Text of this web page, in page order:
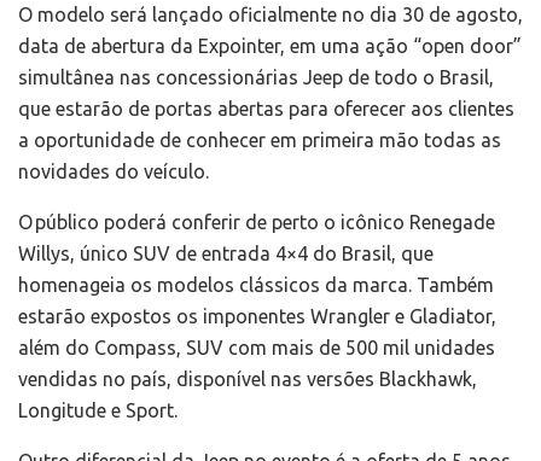
O modelo será lançado oficialmente no dia 30 de agosto,
data de abertura da Expointer, em uma ação “open door”
simultânea nas concessionárias Jeep de todo o Brasil,
que estarão de portas abertas para oferecer aos clientes
a oportunidade de conhecer em primeira mão todas as
novidades do veículo.
O público poderá conferir de perto o icônico Renegade
Willys, único SUV de entrada 4×4 do Brasil, que
homenageia os modelos clássicos da marca. Também
estarão expostos os imponentes Wrangler e Gladiator,
além do Compass, SUV com mais de 500 mil unidades
vendidas no país, disponível nas versões Blackhawk,
Longitude e Sport.